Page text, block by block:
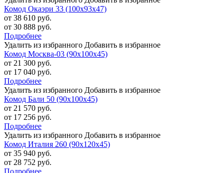
Комод Окаэри 33 (100х93х47)
от 38 610 руб.
от 30 888 руб.
Подробнее
Удалить из избранного Добавить в избранное
Комод Москва-03 (90х100х45)
от 21 300 руб.
от 17 040 руб.
Подробнее
Удалить из избранного Добавить в избранное
Комод Бали 50 (90х100х45)
от 21 570 руб.
от 17 256 руб.
Подробнее
Удалить из избранного Добавить в избранное
Комод Италия 260 (90х120х45)
от 35 940 руб.
от 28 752 руб.